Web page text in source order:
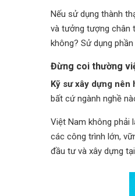
Nếu sử dụng thành
và tưởng tượng chân
không? Sử dụng
Đừng coi thường
Kỹ sư xây dựng nên
bất cứ ngành nghề
Việt Nam không phải
các công trình lớn,
đầu tư và xây dựng